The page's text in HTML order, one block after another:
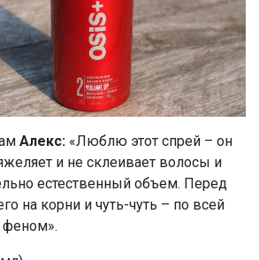
Алекс: «Люблю этот спрей – он
и не склеивает волосы и
естественный объем. Перед
на корни и чуть-чуть – по всей
феном».